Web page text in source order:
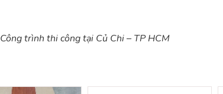
Công trình thi công tại Củ Chi – TP HCM